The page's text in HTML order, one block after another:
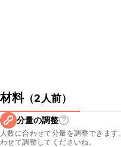
材料（2人前）
分量の調整
人数に合わせて分量を調整できま
わせて調整してくださいね。